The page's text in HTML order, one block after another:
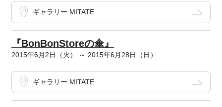
ギャラリー MITATE
『BonBonStoreの傘』
2015年6月2日（火） ～ 2015年6月28日（日）
ギャラリー MITATE